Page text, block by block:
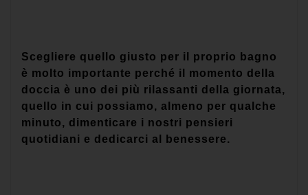
Scegliere quello giusto per il proprio bagno
è molto importante perché il momento della
doccia è uno dei più rilassanti della giornata,
quello in cui possiamo, almeno per qualche
minuto, dimenticare i nostri pensieri
quotidiani e dedicarci al benessere.